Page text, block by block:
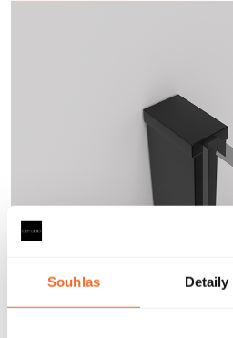
Souhlas Detaily